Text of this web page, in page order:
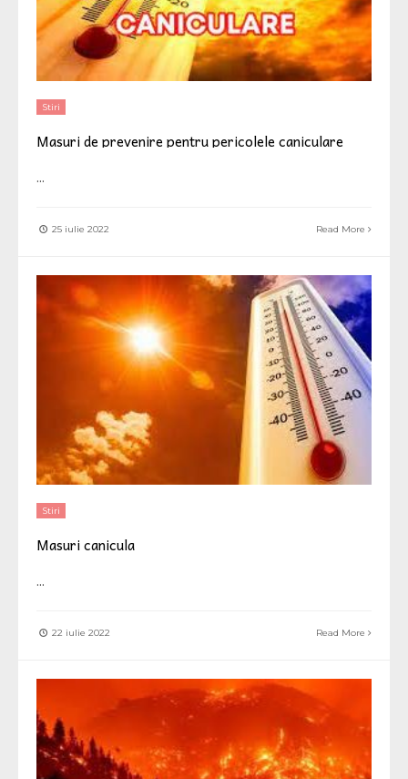
Stiri
Masuri de prevenire pentru pericolele caniculare
...
25 iulie 2022 Read More
Stiri
Masuri canicula
...
22 iulie 2022 Read More